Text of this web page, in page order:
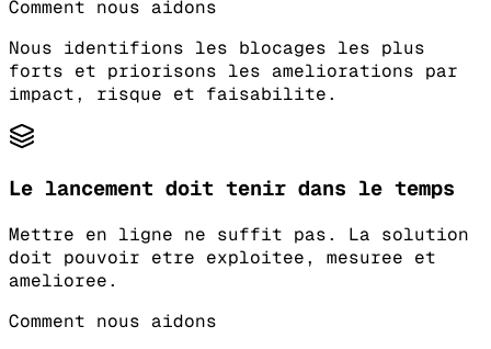
Comment nous aidons
Nous identifions les blocages les plus
forts et priorisons les ameliorations par
impact, risque et faisabilite.
Le lancement doit tenir dans le temps
Mettre en ligne ne suffit pas. La solution
doit pouvoir etre exploitee, mesuree et
amelioree.
Comment nous aidons